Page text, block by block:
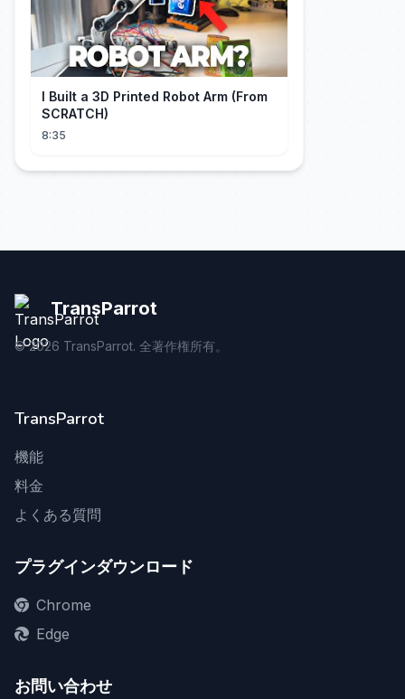
I Built a 3D Printed Robot Arm (From
SCRATCH)
8:35
TransParrot
©2026 TransParrot. 全著作権所有。
TransParrot
機能
料金
よくある質問
プラグインダウンロード
Chrome
Edge
お問い合わせ